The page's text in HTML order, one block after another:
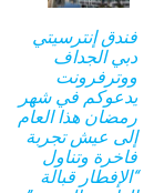
فندق إنترسيتي
دبي الجداف
ووترفرونت
يدعوكم في شهر
رمضان هذا العام
إلى عيش تجربة
فاخرة وتناول
“الإفطار قبالة